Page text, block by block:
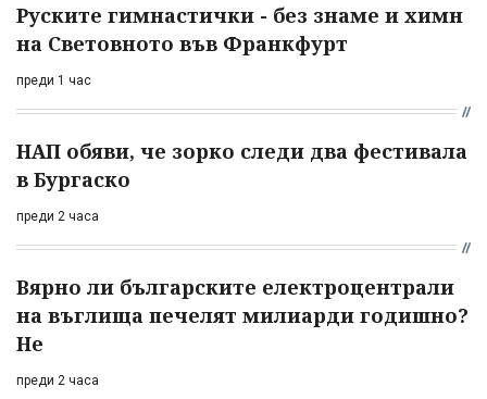
Руските гимнастички - без знаме и химн
на Световното във Франкфурт
преди 1 час
НАП обяви, че зорко следи два фестивала
в Бургаско
преди 2 часа
Вярно ли българските електроцентрали
на въглища печелят милиарди годишно?
Не
преди 2 часа